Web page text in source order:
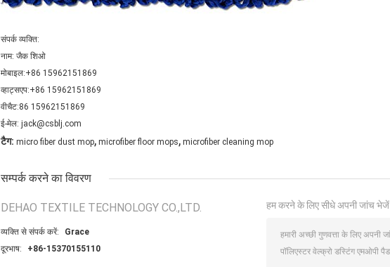
संपर्क व्यक्ति:
नाम: जैक शिओ
मोबाइल:+86 15962151869
व्हाट्सएप:+86 15962151869
वीचैट:86 15962151869
ई-मेल: jack@csblj.com
टैग: micro fiber dust mop, microfiber floor mops, microfiber cleaning mop
सम्पर्क करने का विवरण
DEHAO TEXTILE TECHNOLOGY CO.,LTD.
व्यक्ति से संपर्क करें:
Grace
दूरभाष:
+86-15370155110
हम करने के लिए सीधे अपनी जांच भेजें